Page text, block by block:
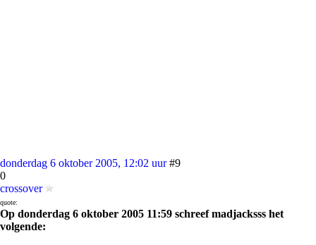
donderdag 6 oktober 2005, 12:02 uur #9
0
crossover
quote:
Op donderdag 6 oktober 2005 11:59 schreef madjacksss het
volgende: